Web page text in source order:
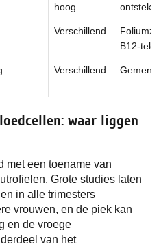
hoog
Verschillend
B12-
Verschillend
waar liggen
met een toename van
Grote studies laten
in alle trimesters
vrouwen, en de piek kan
en de vroege
van het